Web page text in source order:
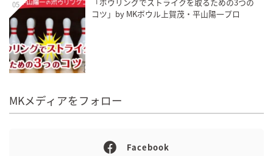
05
「ボウリングでストライクを取るための3つの
コツ」by MKボウル上賀茂・平山陽一プロ
MKメディアをフォロー
Facebook